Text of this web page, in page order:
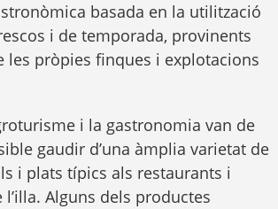
basada en la utilització
i de temporada, provinents
les pròpies finques i explotacions
i la gastronomia van de
gaudir d’una àmplia varietat de
i plats típics als restaurants i
l’illa. Alguns dels productes